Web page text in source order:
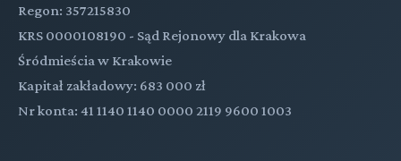
Regon: 357215830
KRS 0000108190 - Sąd Rejonowy dla Krakowa
Śródmieścia w Krakowie
Kapitał zakładowy: 683 000 zł
Nr konta: 41 1140 1140 0000 2119 9600 1003